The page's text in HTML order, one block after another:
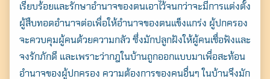
เรียบร้อยและรักษาอำนาจของตนเอาไว้จนกว่าจะมีการแต่งตั้ง
ผู้สืบทอดอำนาจต่อเพื่อให้อำนาจของตนแข็งแกร่ง ผู้ปกครอง
จะควบคุมผู้คนด้วยความกลัว ซึ่งมักปลูกฝังให้ผู้คนเชื่อฟังและ
จงรักภักดี และเพราะว่ากฎในบ้านถูกออกแบบมาเพื่อสะท้อน
อำนาจของผู้ปกครอง ความต้องการของคนอื่นๆ ในบ้านจึงมัก